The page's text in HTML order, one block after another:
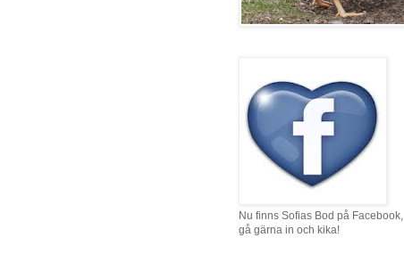
Nu finns Sofias Bod på Facebook,
gå gärna in och kika!